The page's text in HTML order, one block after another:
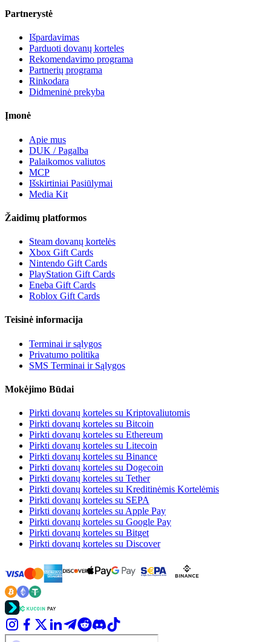
Partnerystė
Išpardavimas
Parduoti dovanų korteles
Rekomendavimo programa
Partnerių programa
Rinkodara
Didmeninė prekyba
Įmonė
Apie mus
DUK / Pagalba
Palaikomos valiutos
MCP
Išskirtiniai Pasiūlymai
Media Kit
Žaidimų platformos
Steam dovanų kortelės
Xbox Gift Cards
Nintendo Gift Cards
PlayStation Gift Cards
Eneba Gift Cards
Roblox Gift Cards
Teisinė informacija
Terminai ir sąlygos
Privatumo politika
SMS Terminai ir Sąlygos
Mokėjimo Būdai
Pirkti dovanų korteles su Kriptovaliutomis
Pirkti dovanų korteles su Bitcoin
Pirkti dovanų korteles su Ethereum
Pirkti dovanų korteles su Litecoin
Pirkti dovanų korteles su Binance
Pirkti dovanų korteles su Dogecoin
Pirkti dovanų korteles su Tether
Pirkti dovanų korteles su Kreditinėmis Kortelėmis
Pirkti dovanų korteles su SEPA
Pirkti dovanų korteles su Apple Pay
Pirkti dovanų korteles su Google Pay
Pirkti dovanų korteles su Bitget
Pirkti dovanų korteles su Discover